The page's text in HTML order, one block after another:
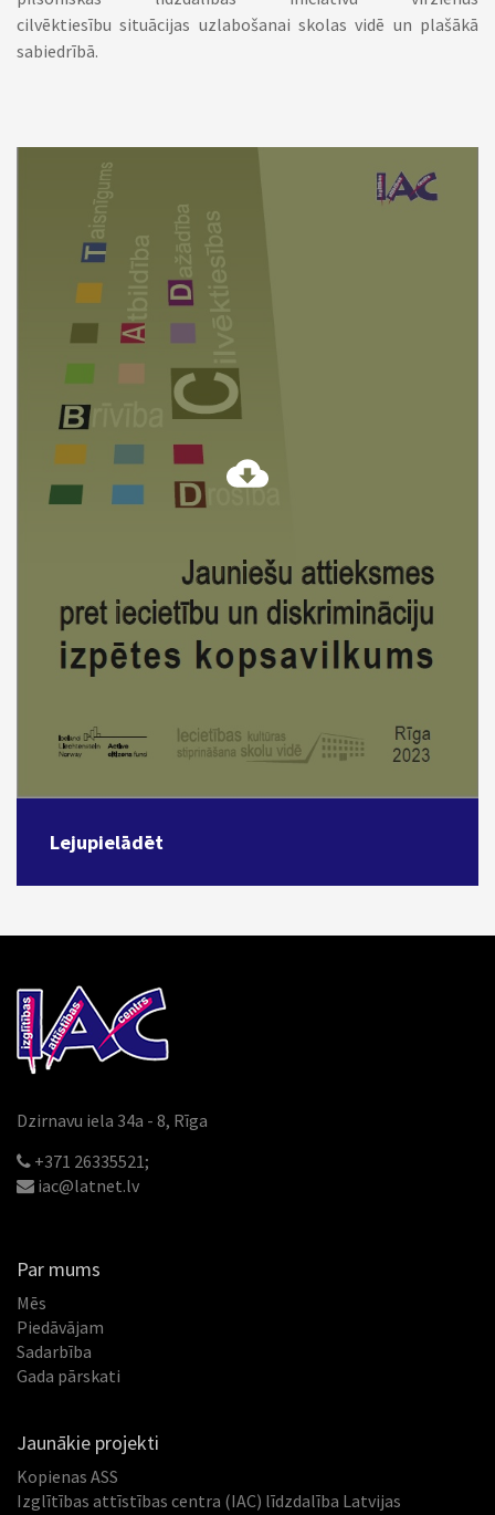
cilvēktiesību situācijas uzlabošanai skolas vidē un plašākā
sabiedrībā.
Lejupielādēt
Dzirnavu iela 34a - 8, Rīga
+371 26335521;
iac@latnet.lv
Par mums
Mēs
Piedāvājam
Sadarbība
Gada pārskati
Jaunākie projekti
Kopienas ASS
Izglītības attīstības centra (IAC) līdzdalība Latvijas